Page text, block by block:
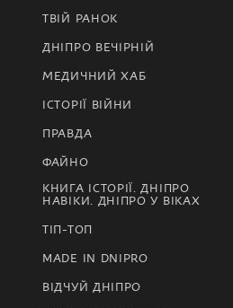
ТВІЙ РАНОК
ДНІПРО ВЕЧІРНІЙ
МЕДИЧНИЙ ХАБ
ІСТОРІЇ ВІЙНИ
ПРАВДА
ФАЙНО
КНИГА ІСТОРІЇ. ДНІПРО
НАВІКИ. ДНІПРО У ВІКАХ
ТІП-ТОП
MADE IN DNIPRO
ВІДЧУЙ ДНІПРО